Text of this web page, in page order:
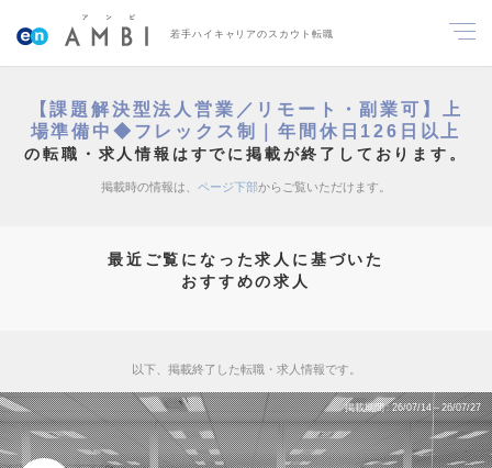
若手ハイキャリアのスカウト転職
【課題解決型法人営業／リモート・副業可】上
場準備中◆フレックス制｜年間休日126日以上
の転職・求人情報はすでに掲載が終了しております。
掲載時の情報は、 ページ下部からご覧いただけます。
最近ご覧になった求人に基づいた
おすすめの求人
以下、掲載終了した転職・求人情報です。
掲載期間 26/07/14～26/07/27